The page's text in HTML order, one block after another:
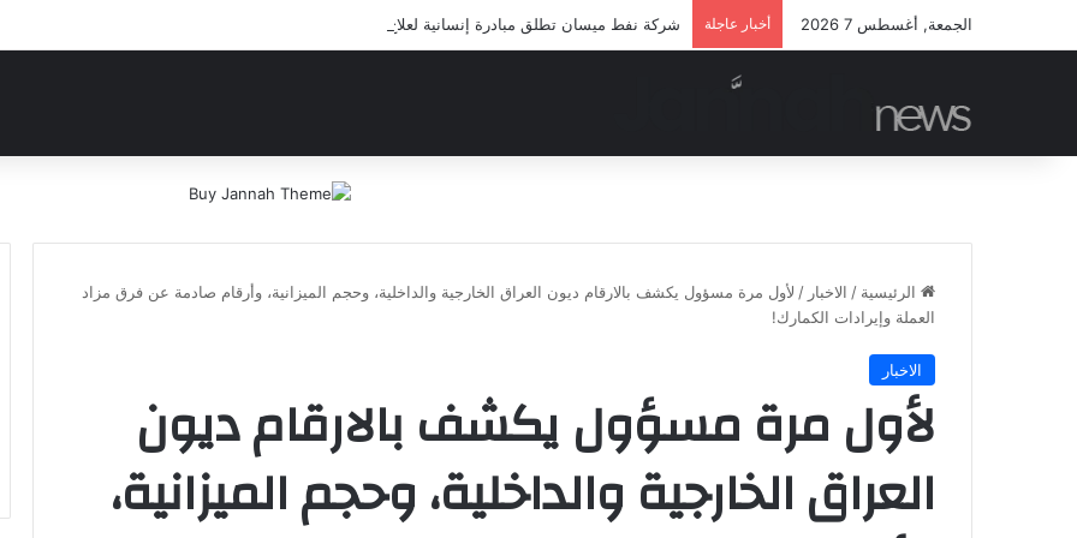
الجمعة, أغسطس 7 2026 أخبار عاجلة شركة نفط ميسان تطلق مبادرة إنسانية لعلاج أيتام مدرسة كافل اليتيم
الرئيسية / الاخبار / لأول مرة مسؤول يكشف بالارقام ديون العراق الخارجية والداخلية، وحجم الميزانية، وأرقام صادمة عن فرق مزاد
العملة وإيرادات الكمارك!
الاخبار
لأول مرة مسؤول يكشف بالارقام ديون
العراق الخارجية والداخلية، وحجم الميزانية،